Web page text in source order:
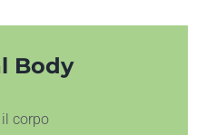
Body
corpo